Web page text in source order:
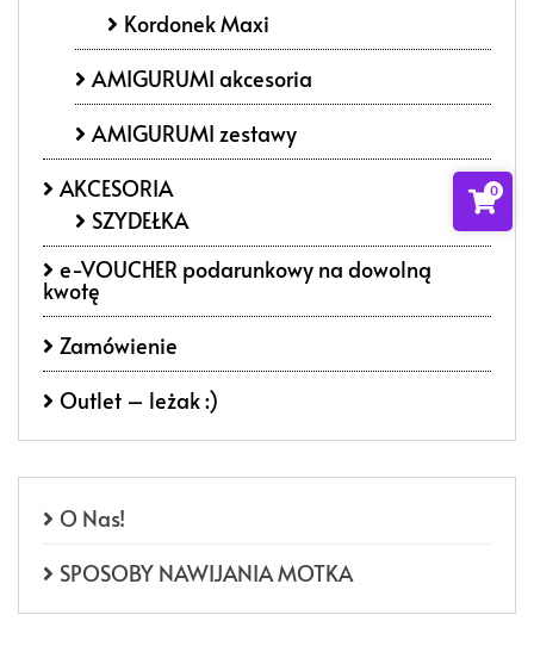
Kordonek Maxi
AMIGURUMI akcesoria
AMIGURUMI zestawy
AKCESORIA
SZYDEŁKA
e-VOUCHER podarunkowy na dowolną
kwotę
Zamówienie
Outlet – leżak :)
O Nas!
SPOSOBY NAWIJANIA MOTKA
0